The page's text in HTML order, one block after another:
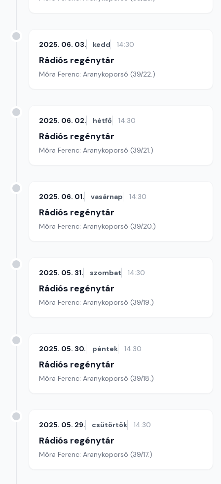
2025. 06. 03. kedd 14:30
Rádiós regénytár
Móra Ferenc: Aranykoporsó (39/22.)
2025. 06. 02. hétfő 14:30
Rádiós regénytár
Móra Ferenc: Aranykoporsó (39/21.)
2025. 06. 01. vasárnap 14:30
Rádiós regénytár
Móra Ferenc: Aranykoporsó (39/20.)
2025. 05. 31. szombat 14:30
Rádiós regénytár
Móra Ferenc: Aranykoporsó (39/19.)
2025. 05. 30. péntek 14:30
Rádiós regénytár
Móra Ferenc: Aranykoporsó (39/18.)
2025. 05. 29. csütörtök 14:30
Rádiós regénytár
Móra Ferenc: Aranykoporsó (39/17.)